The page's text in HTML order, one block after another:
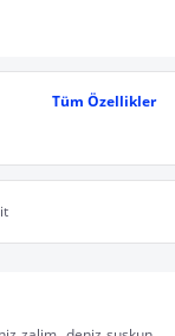
Tüm Özellikler